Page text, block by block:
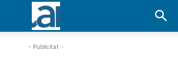
- Publicitat -